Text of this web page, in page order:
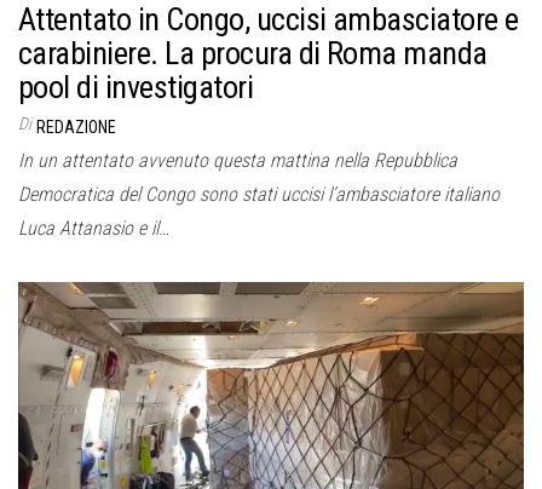
Attentato in Congo, uccisi ambasciatore e
carabiniere. La procura di Roma manda
pool di investigatori
Di REDAZIONE
In un attentato avvenuto questa mattina nella Repubblica
Democratica del Congo sono stati uccisi l’ambasciatore italiano
Luca Attanasio e il…